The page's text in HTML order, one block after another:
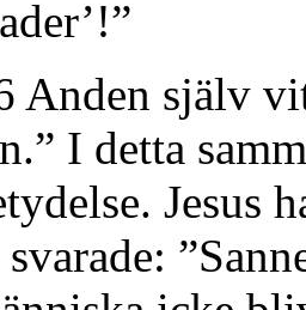
Anden själv
I detta
Jesus
svarade: